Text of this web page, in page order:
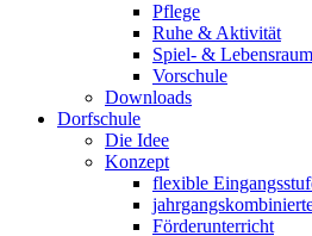
Pflege
Ruhe & Aktivität
Spiel- & Lebensraum
Vorschule
Downloads
Dorfschule
Die Idee
Konzept
flexible
Förderunterricht